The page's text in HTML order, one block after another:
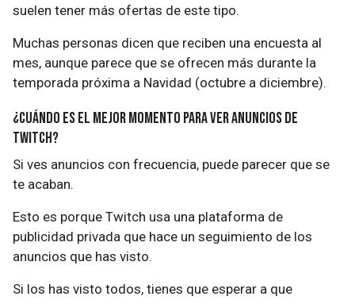
suelen tener más ofertas de este tipo.
Muchas personas dicen que reciben una encuesta al
mes, aunque parece que se ofrecen más durante la
temporada próxima a Navidad (octubre a diciembre).
¿Cuándo es el mejor momento para ver anuncios de
Twitch?
Si ves anuncios con frecuencia, puede parecer que se
te acaban.
Esto es porque Twitch usa una plataforma de
publicidad privada que hace un seguimiento de los
anuncios que has visto.
Si los has visto todos, tienes que esperar a que